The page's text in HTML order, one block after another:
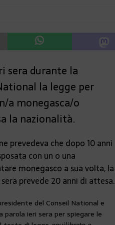
sera durante la
la legge per
a monegasca/o
la nazionalità.
prevedeva che dopo 10 anni
con un o una
monegasco a sua volta, la
prevede 20 anni di attesa.
del Conseil National e
parola ieri sera per spiegare le